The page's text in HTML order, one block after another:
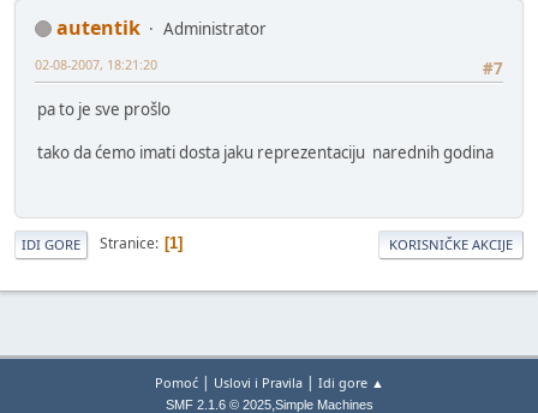
autentik
Administrator
#7
02-08-2007, 18:21:20
pa to je sve prošlo
tako da ćemo imati dosta jaku reprezentaciju narednih godina
IDI GORE Stranice 1 KORISNIČKE AKCIJE
Pomoć| Uslovi i Pravila| Idi gore ▲
SMF 2.1.6 © 2025,Simple Machines